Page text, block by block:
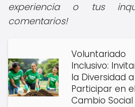
experiencia o tus
comentarios!
Voluntariado
Inclusivo:
la Diversidad a
Participar en el
Cambio Social